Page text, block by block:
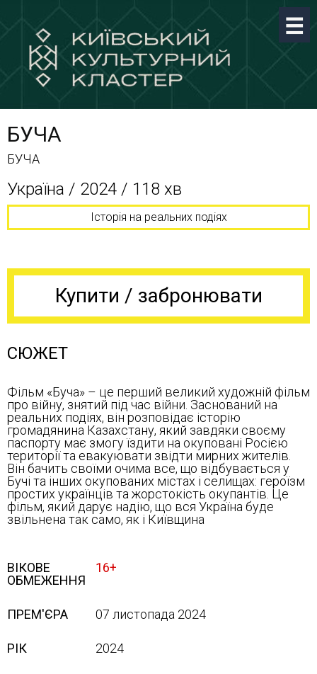
БУЧА
БУЧА
Україна / 2024 / 118 хв
Історія на реальних подіях
Купити / забронювати
СЮЖЕТ
Фільм «Буча» – це перший великий художній фільм
про війну, знятий під час війни. Заснований на
реальних подіях, він розповідає історію
громадянина Казахстану, який завдяки своєму
паспорту має змогу їздити на окуповані Росією
території та евакуювати звідти мирних жителів.
Він бачить своїми очима все, що відбувається у
Бучі та інших окупованих містах і селищах: героїзм
простих українців та жорстокість окупантів. Це
фільм, який дарує надію, що вся Україна буде
звільнена так само, як і Київщина
ВІКОВЕ
ОБМЕЖЕННЯ
16+
ПРЕМ'ЄРА 07 листопада 2024
РІК 2024